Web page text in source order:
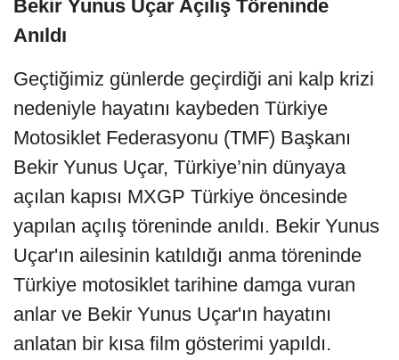
Bekir Yunus Uçar Açılış Töreninde
Anıldı
Geçtiğimiz günlerde geçirdiği ani kalp krizi
nedeniyle hayatını kaybeden Türkiye
Motosiklet Federasyonu (TMF) Başkanı
Bekir Yunus Uçar, Türkiye’nin dünyaya
açılan kapısı MXGP Türkiye öncesinde
yapılan açılış töreninde anıldı. Bekir Yunus
Uçar'ın ailesinin katıldığı anma töreninde
Türkiye motosiklet tarihine damga vuran
anlar ve Bekir Yunus Uçar'ın hayatını
anlatan bir kısa film gösterimi yapıldı.